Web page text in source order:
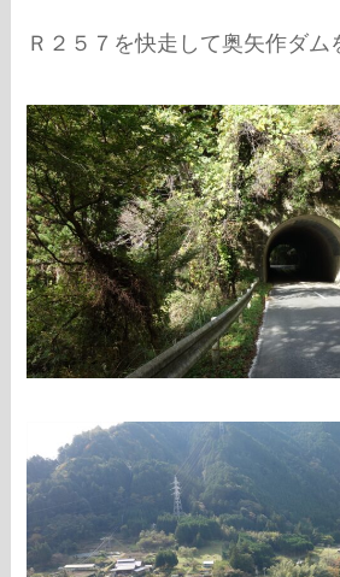
Ｒ２５７を快走して奥矢作ダム